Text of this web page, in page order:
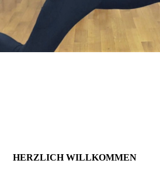
HERZLICH WILLKOMMEN